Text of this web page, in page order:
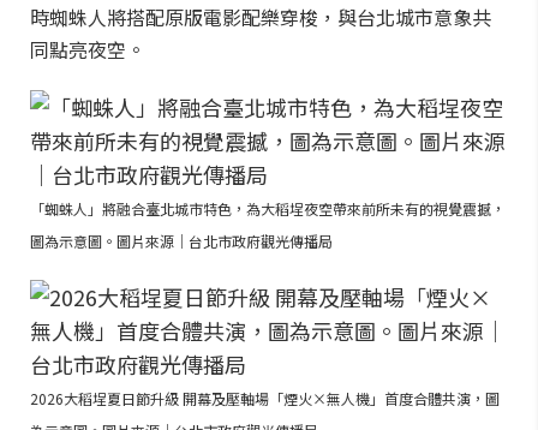
時蜘蛛人將搭配原版電影配樂穿梭，與台北城市意象共
同點亮夜空。
「蜘蛛人」將融合臺北城市特色，為大稻埕夜空帶來前所未有的視覺震撼，
圖為示意圖。圖片來源｜台北市政府觀光傳播局
2026大稻埕夏日節升級 開幕及壓軸場「煙火×無人機」首度合體共演，圖